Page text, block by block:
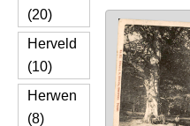
(20)
Herveld
(10)
Herwen
(8)